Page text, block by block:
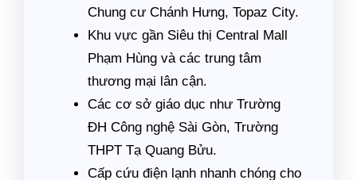
Chung cư Chánh Hưng, Topaz City.
Khu vực gần Siêu thị Central Mall
Phạm Hùng và các trung tâm
thương mại lân cận.
Các cơ sở giáo dục như Trường
ĐH Công nghệ Sài Gòn, Trường
THPT Tạ Quang Bửu.
Cấp cứu điện lạnh nhanh chóng cho